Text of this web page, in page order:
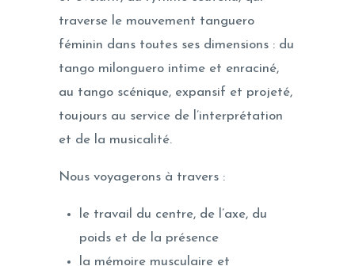
traverse le mouvement tanguero
féminin dans toutes ses dimensions : du
tango milonguero intime et enraciné,
au tango scénique, expansif et projeté,
toujours au service de l’interprétation
et de la musicalité.
Nous voyagerons à travers :
le travail du centre, de l’axe, du
poids et de la présence
la mémoire musculaire et